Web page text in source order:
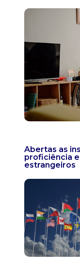
Abertas as
proficiência
estrangeiros